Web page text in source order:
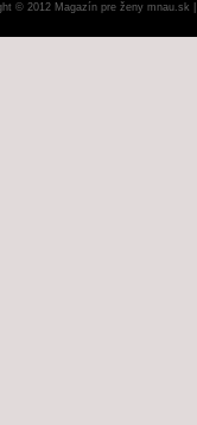
© 2012 Magazín pre ženy mnau.sk